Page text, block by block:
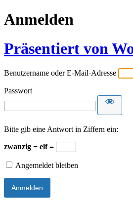
Anmelden
Präsentiert von
Benutzername oder E-Mail-Adresse
Passwort
Bitte gib eine Antwort in Ziffern ein:
zwanzig − elf =
Angemeldet bleiben